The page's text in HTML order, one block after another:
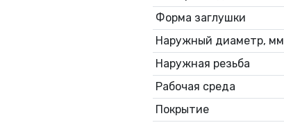
Форма заглушки
Наружный диаметр, мм
Наружная резьба
Рабочая среда
Покрытие